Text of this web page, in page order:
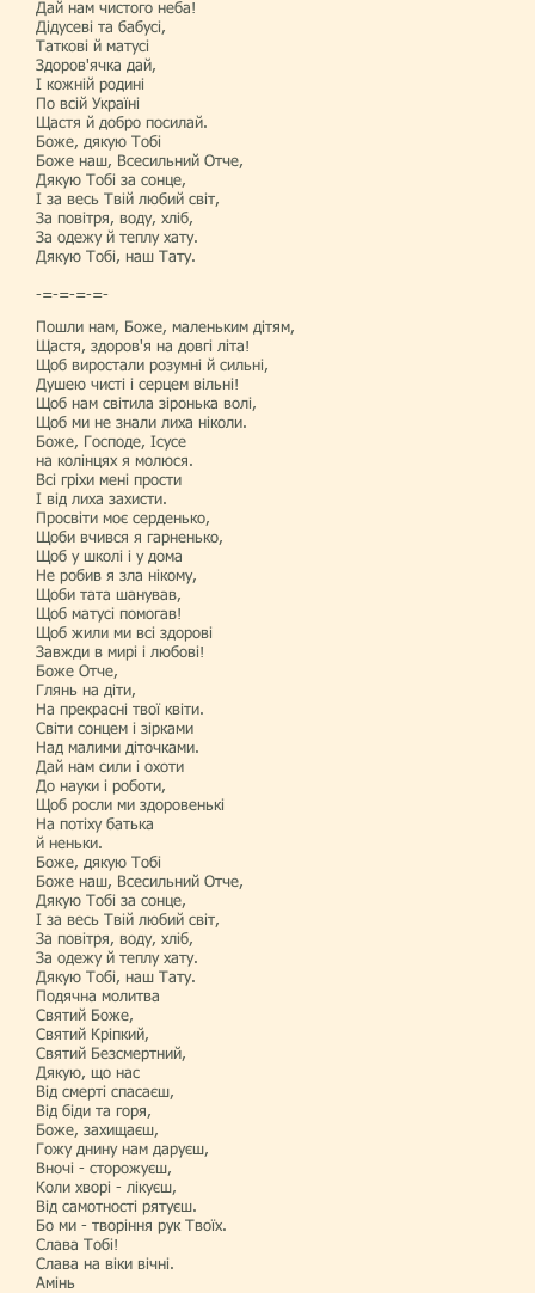
Дай нам чистого неба!
Дідусеві та бабусі,
Таткові й матусі
Здоров'ячка дай,
І кожній родині
По всій Україні
Щастя й добро посилай.
Боже, дякую Тобі
Боже наш, Всесильний Отче,
Дякую Тобі за сонце,
І за весь Твій любий світ,
За повітря, воду, хліб,
За одежу й теплу хату.
Дякую Тобі, наш Тату.
-=-=-=-=-
Пошли нам, Боже, маленьким дітям,
Щастя, здоров'я на довгі літа!
Щоб виростали розумні й сильні,
Душею чисті і серцем вільні!
Щоб нам світила зіронька волі,
Щоб ми не знали лиха ніколи.
Боже, Господе, Ісусе
на колінцях я молюся.
Всі гріхи мені прости
І від лиха захисти.
Просвіти моє серденько,
Щоби вчився я гарненько,
Щоб у школі і у дома
Не робив я зла нікому,
Щоби тата шанував,
Щоб матусі помогав!
Щоб жили ми всі здорові
Завжди в мирі і любові!
Боже Отче,
Глянь на діти,
На прекрасні твої квіти.
Світи сонцем і зірками
Над малими діточками.
Дай нам сили і охоти
До науки і роботи,
Щоб росли ми здоровенькі
На потіху батька
й неньки.
Боже, дякую Тобі
Боже наш, Всесильний Отче,
Дякую Тобі за сонце,
І за весь Твій любий світ,
За повітря, воду, хліб,
За одежу й теплу хату.
Дякую Тобі, наш Тату.
Подячна молитва
Святий Боже,
Святий Кріпкий,
Святий Безсмертний,
Дякую, що нас
Від смерті спасаєш,
Від біди та горя,
Боже, захищаєш,
Гожу днину нам даруєш,
Вночі - сторожуєш,
Коли хворі - лікуєш,
Від самотності рятуєш.
Бо ми - творіння рук Твоїх.
Слава Тобі!
Слава на віки вічні.
Амінь